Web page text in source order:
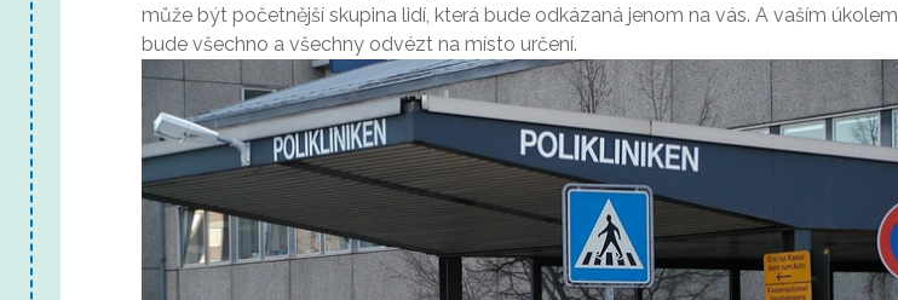
může být početnější skupina lidí, která bude odkázaná jenom na vás. A vaším úkolem
bude všechno a všechny odvézt na místo určení.